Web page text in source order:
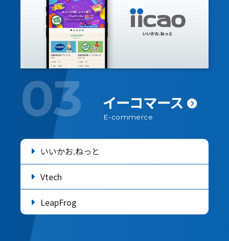
実装ソリューション
03 イーコマース
E-commerce
いいかお.ねっと
Vtech
LeapFrog